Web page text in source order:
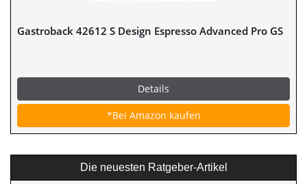
Gastroback 42612 S Design Espresso Advanced Pro GS
Details
*Bei Amazon kaufen
Die neuesten Ratgeber-Artikel